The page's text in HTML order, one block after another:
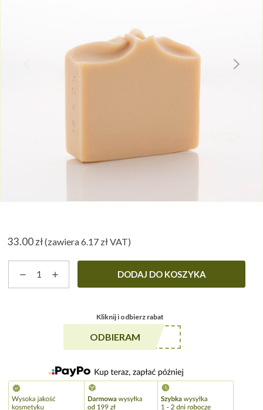
33.00zł(zawiera6.17 złVAT)
DODAJ DO KOSZYKA
Kliknij i odbierz rabat
ODBIERAM
******A5